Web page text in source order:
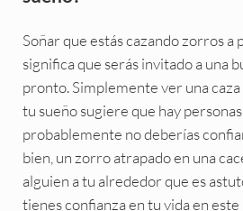
Soñar que estás cazando zorros a
significa que serás invitado a una
pronto. Simplemente ver una
tu sueño sugiere que hay
probablemente no deberías
bien, un zorro atrapado en una
alguien a tu alrededor que es
tienes confianza en tu vida en